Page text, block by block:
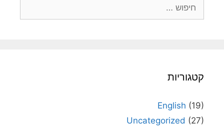
קטגוריות
English (19)
Uncategorized (27)